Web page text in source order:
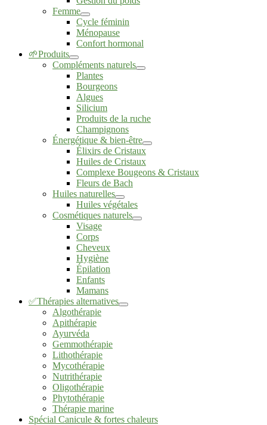
Femme
Cycle féminin
Ménopause
Confort hormonal
🌱Produits
Compléments naturels
Plantes
Bourgeons
Algues
Silicium
Produits de la ruche
Champignons
Énergétique & bien-être
Élixirs de Cristaux
Huiles de Cristaux
Complexe Bougeons & Cristaux
Fleurs de Bach
Huiles naturelles
Huiles végétales
Cosmétiques naturels
Visage
Corps
Cheveux
Hygiène
Épilation
Enfants
Mamans
✅Thérapies alternatives
Algothérapie
Apithérapie
Ayurvéda
Gemmothérapie
Lithothérapie
Mycothérapie
Nutrithérapie
Oligothérapie
Phytothérapie
Thérapie marine
Spécial Canicule & fortes chaleurs